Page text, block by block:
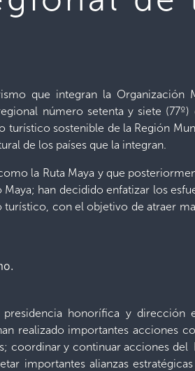
que integran la Organización
número setenta y siete
sostenible de la Región
de los países que la integran.
la Ruta Maya y que
han decidido enfatizar los
con el objetivo de atraer
honorífica y dirección
realizado importantes acciones
coordinar y continuar acciones del
importantes alianzas